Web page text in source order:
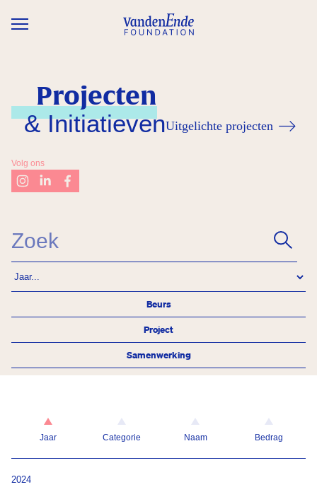
Overslaan en naar de inhoud gaan
Projecten
& InitiatievenUitgelichte projecten
Volg ons
Beurs
Project
Samenwerking
Jaar Categorie Naam Bedrag
2024